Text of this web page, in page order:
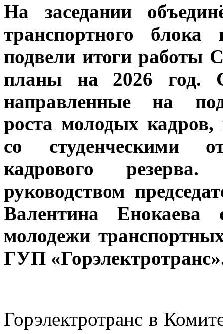
На заседании
транспортного
подвели итоги работы
планы на 2026 год.
направленные на
роста молодых кадров,
со студенческими
кадрового
руководством
Валентина Енокаева
молодежи
ГУП
Горэлектротранс в